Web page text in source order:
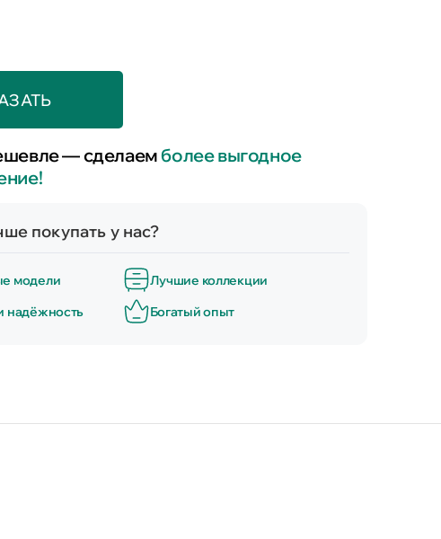
— сделаемболее выгодное
покупать у нас?
модели
Лучшие коллекции
надёжность
Богатый опыт